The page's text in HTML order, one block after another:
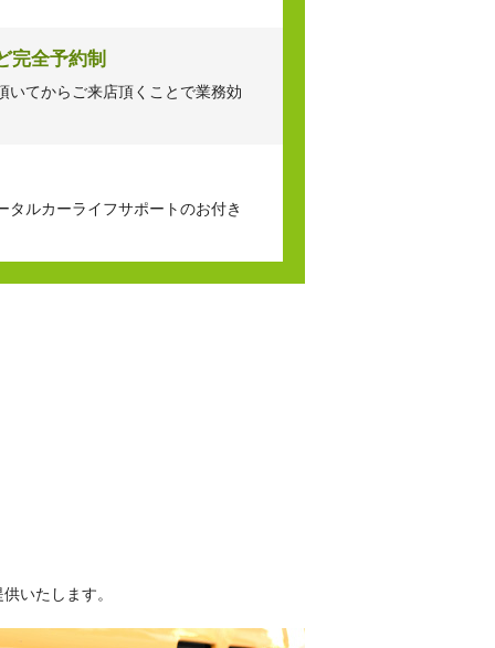
完全予約制
いてからご来店頂くことで業務効
タルカーライフサポートのお付き
いたします。